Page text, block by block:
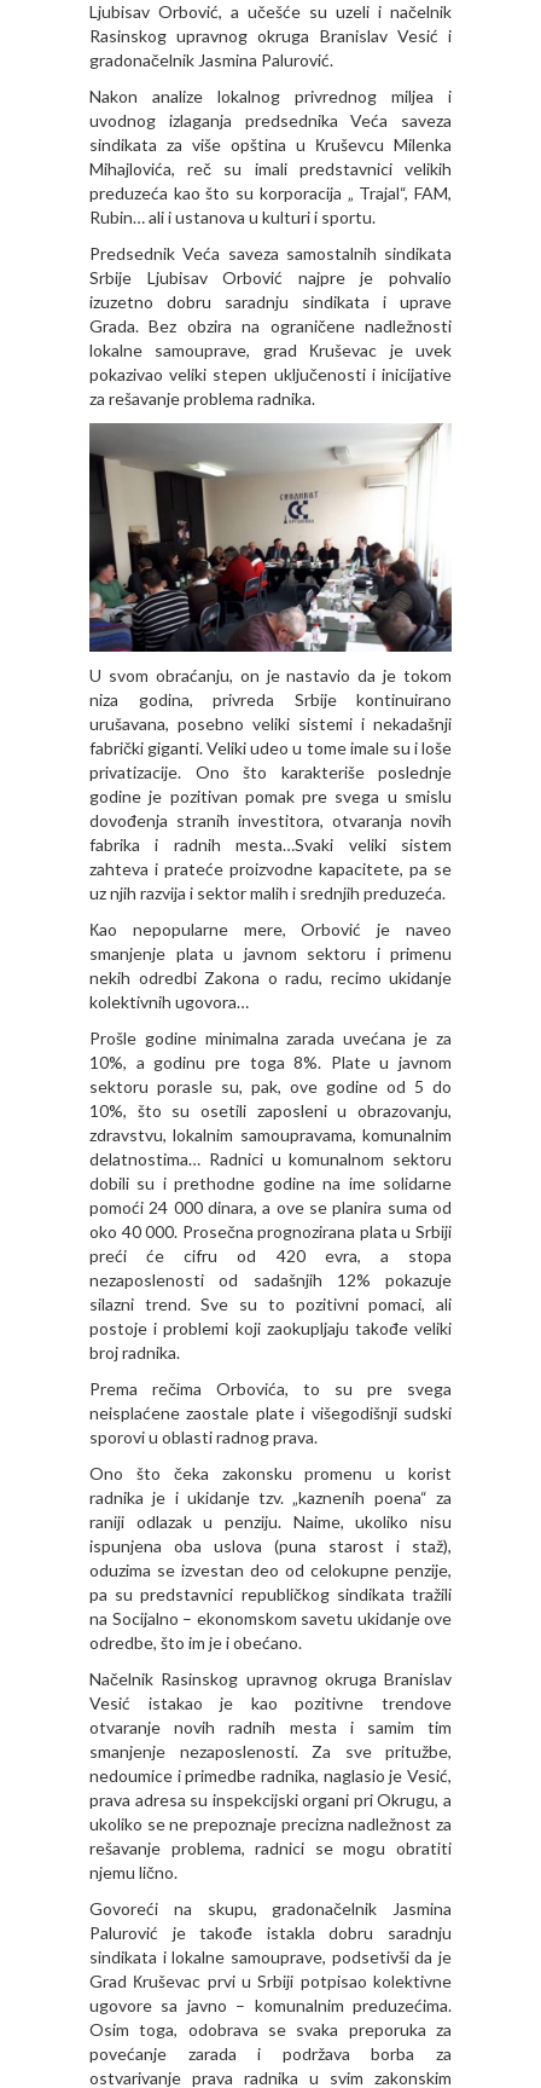
Ljubisav Orbović, a učešće su uzeli i načelnik
Rasinskog upravnog okruga Branislav Vesić i
gradonačelnik Jasmina Palurović.
Nakon analize lokalnog privrednog miljea i
uvodnog izlaganja predsednika Veća saveza
sindikata za više opština u Кruševcu Milenka
Mihajlovića, reč su imali predstavnici velikih
preduzeća kao što su korporacija „ Trajal“, FAM,
Rubin… ali i ustanova u kulturi i sportu.
Predsednik Veća saveza samostalnih sindikata
Srbije Ljubisav Orbović najpre je pohvalio
izuzetno dobru saradnju sindikata i uprave
Grada. Bez obzira na ograničene nadležnosti
lokalne samouprave, grad Кruševac je uvek
pokazivao veliki stepen uključenosti i inicijative
za rešavanje problema radnika.
U svom obraćanju, on je nastavio da je tokom
niza godina, privreda Srbije kontinuirano
urušavana, posebno veliki sistemi i nekadašnji
fabrički giganti. Veliki udeo u tome imale su i loše
privatizacije. Ono što karakteriše poslednje
godine je pozitivan pomak pre svega u smislu
dovođenja stranih investitora, otvaranja novih
fabrika i radnih mesta…Svaki veliki sistem
zahteva i prateće proizvodne kapacitete, pa se
uz njih razvija i sektor malih i srednjih preduzeća.
Кao nepopularne mere, Orbović je naveo
smanjenje plata u javnom sektoru i primenu
nekih odredbi Zakona o radu, recimo ukidanje
kolektivnih ugovora…
Prošle godine minimalna zarada uvećana je za
10%, a godinu pre toga 8%. Plate u javnom
sektoru porasle su, pak, ove godine od 5 do
10%, što su osetili zaposleni u obrazovanju,
zdravstvu, lokalnim samoupravama, komunalnim
delatnostima… Radnici u komunalnom sektoru
dobili su i prethodne godine na ime solidarne
pomoći 24 000 dinara, a ove se planira suma od
oko 40 000. Prosečna prognozirana plata u Srbiji
preći će cifru od 420 evra, a stopa
nezaposlenosti od sadašnjih 12% pokazuje
silazni trend. Sve su to pozitivni pomaci, ali
postoje i problemi koji zaokupljaju takođe veliki
broj radnika.
Prema rečima Orbovića, to su pre svega
neisplaćene zaostale plate i višegodišnji sudski
sporovi u oblasti radnog prava.
Ono što čeka zakonsku promenu u korist
radnika je i ukidanje tzv. „kaznenih poena“ za
raniji odlazak u penziju. Naime, ukoliko nisu
ispunjena oba uslova (puna starost i staž),
oduzima se izvestan deo od celokupne penzije,
pa su predstavnici republičkog sindikata tražili
na Socijalno – ekonomskom savetu ukidanje ove
odredbe, što im je i obećano.
Načelnik Rasinskog upravnog okruga Branislav
Vesić istakao je kao pozitivne trendove
otvaranje novih radnih mesta i samim tim
smanjenje nezaposlenosti. Za sve pritužbe,
nedoumice i primedbe radnika, naglasio je Vesić,
prava adresa su inspekcijski organi pri Okrugu, a
ukoliko se ne prepoznaje precizna nadležnost za
rešavanje problema, radnici se mogu obratiti
njemu lično.
Govoreći na skupu, gradonačelnik Jasmina
Palurović je takođe istakla dobru saradnju
sindikata i lokalne samouprave, podsetivši da je
Grad Кruševac prvi u Srbiji potpisao kolektivne
ugovore sa javno – komunalnim preduzećima.
Osim toga, odobrava se svaka preporuka za
povećanje zarada i podržava borba za
ostvarivanje prava radnika u svim zakonskim